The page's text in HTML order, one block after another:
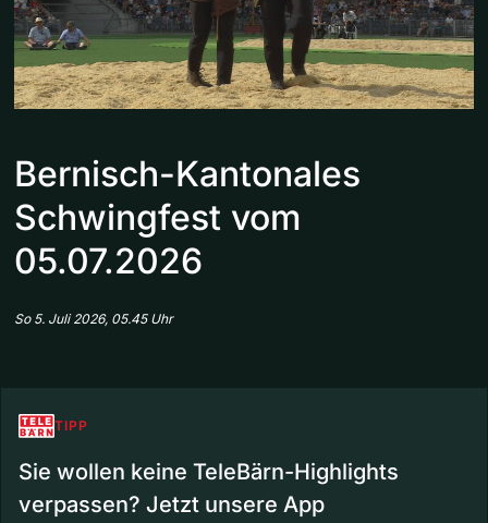
Bernisch-Kantonales
Schwingfest vom
05.07.2026
So 5. Juli 2026, 05.45 Uhr
TIPP
Sie wollen keine TeleBärn-Highlights
verpassen? Jetzt unsere App